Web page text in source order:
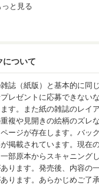
と見る
について
誌（紙版）と基本的に同
レゼントに応募できない
す。また紙の雑誌のレイ
複や見開きの絵柄のズレ
ージが存在します。バッ
掲載されています。現在
部原本からスキャニング
ります。発売後、内容の
ります。あらかじめご了承